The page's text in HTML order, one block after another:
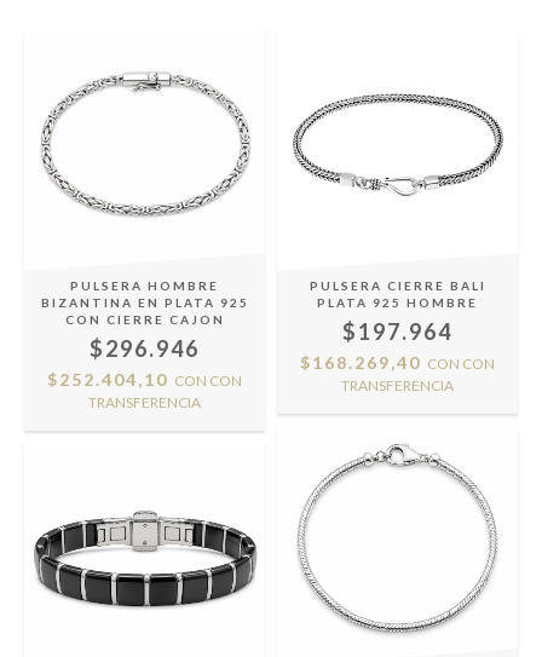
PULSERA HOMBRE
BIZANTINA EN PLATA 925
CON CIERRE CAJON
$296.946
$252.404,10 CON CON
TRANSFERENCIA
PULSERA CIERRE BALI
PLATA 925 HOMBRE
$197.964
$168.269,40 CON CON
TRANSFERENCIA